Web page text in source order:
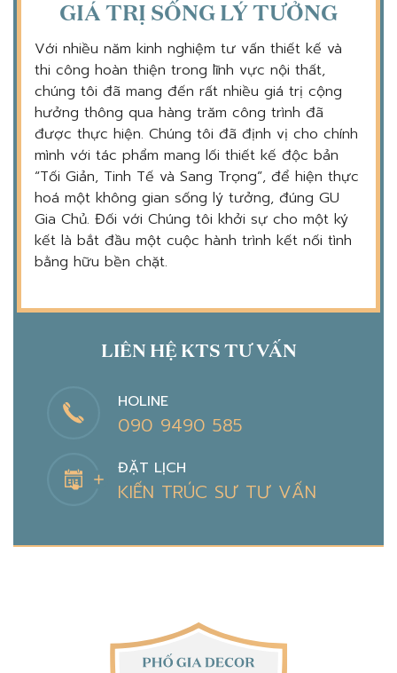
GIÁ TRỊ SỐNG LÝ TƯỞNG
Với nhiều năm kinh nghiệm tư vấn thiết kế và
thi công hoàn thiện trong lĩnh vực nội thất,
chúng tôi đã mang đến rất nhiều giá trị cộng
hưởng thông qua hàng trăm công trình đã
được thực hiện. Chúng tôi đã định vị cho chính
mình với tác phẩm mang lối thiết kế độc bản
“Tối Giản, Tinh Tế và Sang Trọng”, để hiện thực
hoá một không gian sống lý tưởng, đúng GU
Gia Chủ. Đối với Chúng tôi khởi sự cho một ký
kết là bắt đầu một cuộc hành trình kết nối tình
bằng hữu bền chặt.
LIÊN HỆ KTS TƯ VẤN
HOLINE
090 9490 585
ĐẶT LỊCH
KIẾN TRÚC SƯ TƯ VẤN